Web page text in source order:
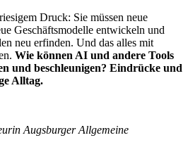
Druck: Sie müssen neue
Geschäftsmodelle entwickeln und
neu erfinden. Und das alles mit
Wie können AI und andere Tools
und beschleunigen? Eindrücke und
Alltag.
Augsburger Allgemeine